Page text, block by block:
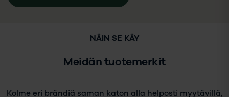
NÄIN SE KÄY
Meidän tuotemerkit
Kolme eri brändiä saman katon alla helposti myytävillä,